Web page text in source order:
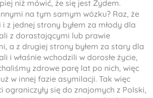
niż mówić, że się jest Żydem.
na tym samym wózku? Raz, że
i z jednej strony byłem za młody dla
z dorastającymi lub prawie
a z drugiej strony byłem za stary dla
i właśnie wchodzili w dorosłe życie,
zdrowe parę lat po nich, więc
w innej fazie asymilacji. Tak więc
ograniczyły się do znajomych z Polski,